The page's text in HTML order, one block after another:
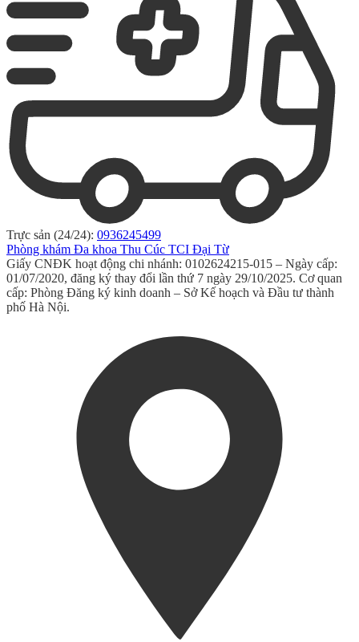
Trực sản (24/24): 0936245499
Phòng khám Đa khoa Thu Cúc TCI Đại Từ
Giấy CNĐK hoạt động chi nhánh: 0102624215-015 – Ngày cấp:
01/07/2020, đăng ký thay đổi lần thứ 7 ngày 29/10/2025. Cơ quan
cấp: Phòng Đăng ký kinh doanh – Sở Kế hoạch và Đầu tư thành
phố Hà Nội.